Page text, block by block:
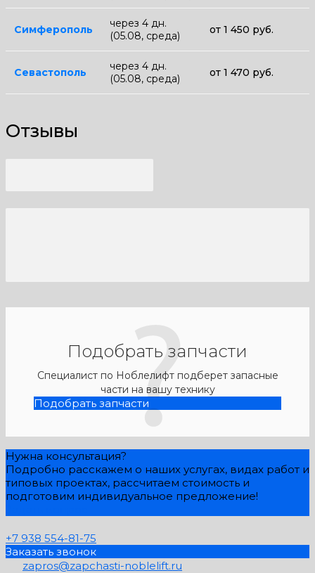
Симферополь
через 4 дн.
(05.08, среда)
от 1 450 руб.
Севастополь
через 4 дн.
(05.08, среда)
от 1 470 руб.
Отзывы
Подобрать запчасти
Специалист по Ноблелифт подберет запасные
части на вашу технику
Подобрать запчасти
Нужна консультация?
Подробно расскажем о наших услугах, видах работ и
типовых проектах, рассчитаем стоимость и
подготовим индивидуальное предложение!
+7 938 554-81-75
Заказать звонок
zapros@zapchasti-noblelift.ru